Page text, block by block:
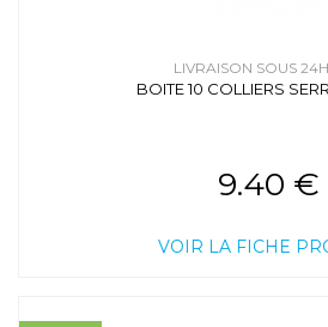
LIVRAISON SOUS
BOITE 10 COLLIERS
9.40 €
VOIR LA FICHE